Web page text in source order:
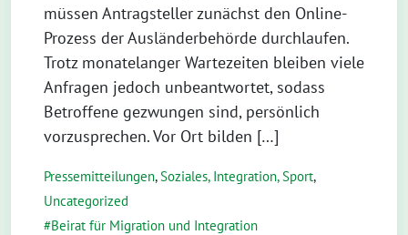
müssen Antragsteller zunächst den Online-
Prozess der Ausländerbehörde durchlaufen.
Trotz monatelanger Wartezeiten bleiben viele
Anfragen jedoch unbeantwortet, sodass
Betroffene gezwungen sind, persönlich
vorzusprechen. Vor Ort bilden […]
Pressemitteilungen,Soziales, Integration, Sport,
Uncategorized
Beirat für Migration und Integration